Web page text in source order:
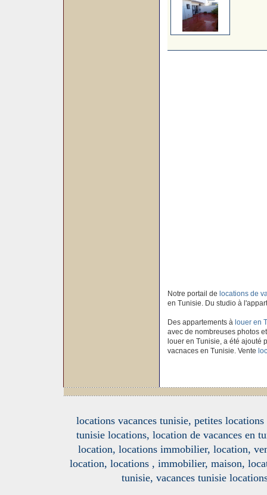
Notre portail de locations de
en Tunisie. Du studio à
Des appartements à louer en
avec de nombreuses photos
louer en Tunisie, a été ajouté
vacnaces en Tunisie. Vente
locations vacances tunisie, petites
tunisie locations, location de vacances en
location, locations immobilier, location,
location, locations , immobilier, maison,
tunisie, vacances tunisie